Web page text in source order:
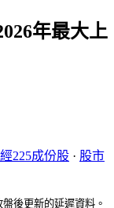
年最大上
經225成份股 · 股市
後更新的延遲資料。